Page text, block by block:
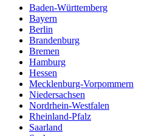
Baden-Württemberg
Bayern
Berlin
Brandenburg
Bremen
Hamburg
Hessen
Mecklenburg-Vorpommern
Niedersachsen
Nordrhein-Westfalen
Rheinland-Pfalz
Saarland